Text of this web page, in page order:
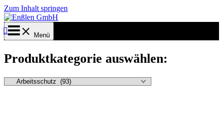
Zum Inhalt springen
Menü
Produktkategorie auswählen: